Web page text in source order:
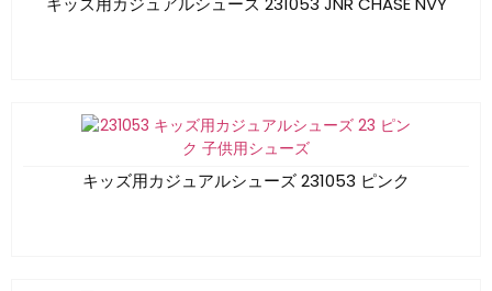
キッズ用カジュアルシューズ 231053 ピンク